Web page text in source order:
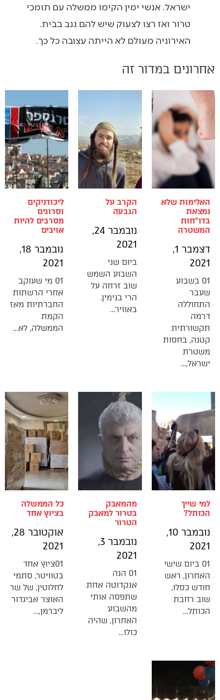
ישראל. אנשי ימין הקימו ממשלה עם תומכי
טרור ואז רצו לצעוק שיש להם גנב בבית.
האירוניה מעולם לא הייתה עצובה כל כך.
אחרונים במדור זה
האלימות שלא
נמצאת
בדו"חות
המשטרה
דצמבר 1,
2021
01 בשבוע
שעבר
התחוללה
דרמה
תקשורתית
קטנה, בחסות
משטרת
ישראל,…
הקרב על
הגבעה
נובמבר 24,
2021
ביום שני
השבוע השמש
שוב זרחה על
הרי בנימין.
באוויר…
ליכודניקים
וסרוגים
מסרבים להיות
אויבים
נובמבר 18,
2021
01 מי שעוקב
אחרי הרשתות
החברתיות מאז
הקמת
הממשלה, לא…
למי שייך
הכותל?
נובמבר 10,
2021
01 ביום שישי
האחרון, ראש
חודש כסלו,
שוב רחבת
הכותל…
מהמאבק
בטרור למאבק
הטרור
נובמבר 3,
2021
01 הנה
אנקדוטה אחת
שתפסה אותי
מהשבוע
האחרון, שהיה
כולו…
כל הממשלה
בציוץ אחד
אוקטובר 28,
2021
01ציוץ אחד
בטוויטר, סתמי
לחלוטין, של שר
האוצר אביגדור
ליברמן,…